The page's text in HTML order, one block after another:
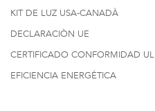
KIT DE LUZ USA-CANADÀ
DECLARACIÒN UE
CERTIFICADO CONFORMIDAD UL
EFICIENCIA ENERGÉTICA